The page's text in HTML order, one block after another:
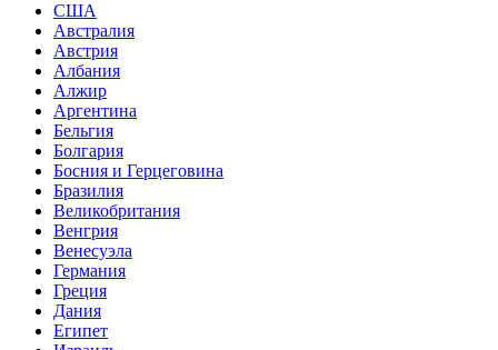
США
Австралия
Австрия
Албания
Алжир
Аргентина
Бельгия
Болгария
Босния и Герцеговина
Бразилия
Великобритания
Венгрия
Венесуэла
Германия
Греция
Дания
Египет